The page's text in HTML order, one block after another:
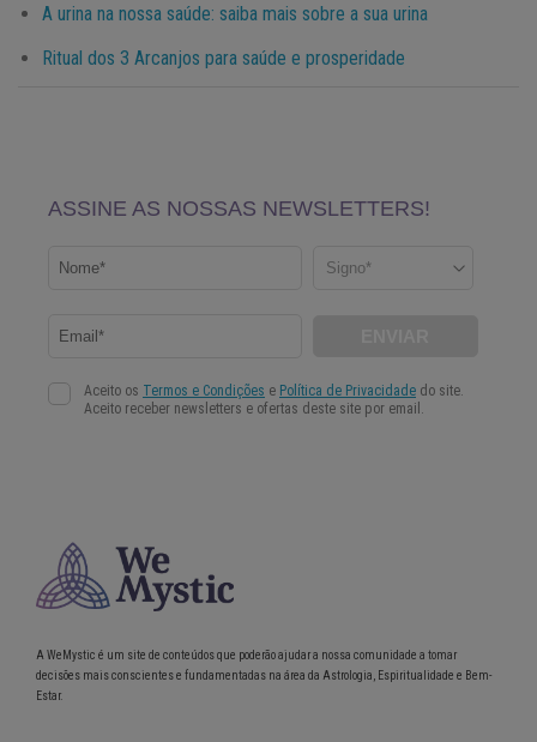
A urina na nossa saúde: saiba mais sobre a sua urina
Ritual dos 3 Arcanjos para saúde e prosperidade
A WeMystic é um site de conteúdos que poderão ajudar a nossa comunidade a tomar
decisões mais conscientes e fundamentadas na área da Astrologia, Espiritualidade e Bem-
Estar.